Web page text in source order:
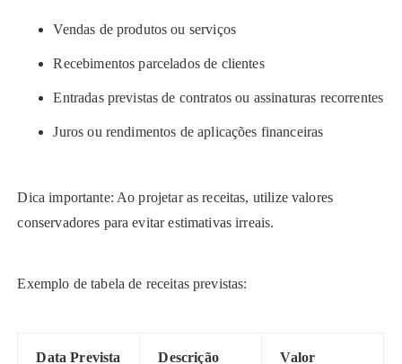
Vendas de produtos ou serviços
Recebimentos parcelados de clientes
Entradas previstas de contratos ou assinaturas recorrentes
Juros ou rendimentos de aplicações financeiras
Dica importante: Ao projetar as receitas, utilize valores
conservadores para evitar estimativas irreais.
Exemplo de tabela de receitas previstas:
Data Prevista Descrição Valor